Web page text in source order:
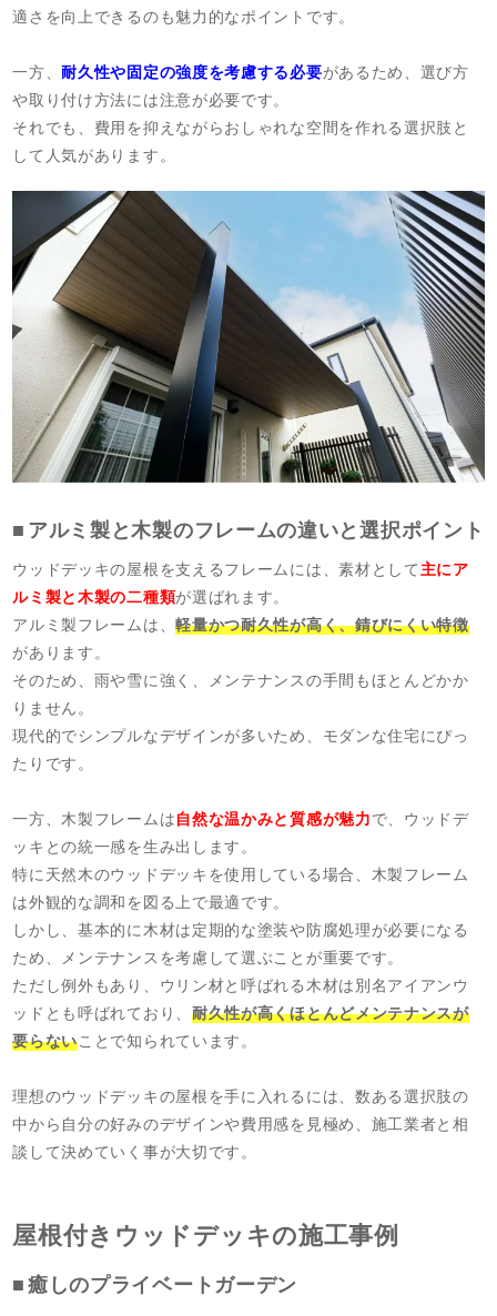
適さを向上できるのも魅力的なポイントです。
一方、耐久性や固定の強度を考慮する必要があるため、選び方
や取り付け方法には注意が必要です。
それでも、費用を抑えながらおしゃれな空間を作れる選択肢と
して人気があります。
アルミ製と木製のフレームの違いと選択ポイント
ウッドデッキの屋根を支えるフレームには、素材として 主にア
ルミ製と木製の二種類が選ばれます。
アルミ製フレームは、軽量かつ耐久性が高く、錆びにくい特徴
があります。
そのため、雨や雪に強く、メンテナンスの手間もほとんどかか
りません。
現代的でシンプルなデザインが多いため、モダンな住宅にぴっ
たりです。
一方、木製フレームは自然な温かみと質感が魅力で、ウッドデ
ッキとの統一感を生み出します。
特に天然木のウッドデッキを使用している場合、木製フレーム
は外観的な調和を図る上で最適です。
しかし、基本的に木材は定期的な塗装や防腐処理が必要になる
ため、メンテナンスを考慮して選ぶことが重要です。
ただし例外もあり、ウリン材と呼ばれる木材は別名アイアンウ
ッドとも呼ばれており、 耐久性が高くほとんどメンテナンスが
要らないことで知られています。
理想のウッドデッキの屋根を手に入れるには、数ある選択肢の
中から自分の好みのデザインや費用感を見極め、施工業者と相
談して決めていく事が大切です。
屋根付きウッドデッキの施工事例
癒しのプライベートガーデン